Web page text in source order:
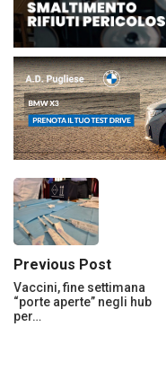
Previous Post
Vaccini, fine settimana
“porte aperte” negli hub
per…